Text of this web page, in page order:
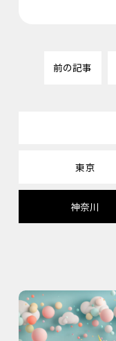
前の記事
東京
神奈川